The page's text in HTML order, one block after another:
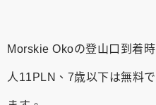
Morskie Okoの登山口到着
人11PLN、7歳以下は無料